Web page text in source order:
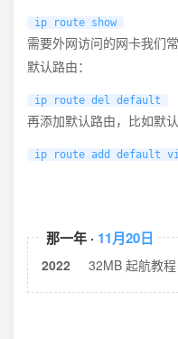
ip route show
需要外网访问的网卡我们
默认路由：
ip route del default
再添加默认路由，比如默
ip route add default
那一年 · 11月20日
2022